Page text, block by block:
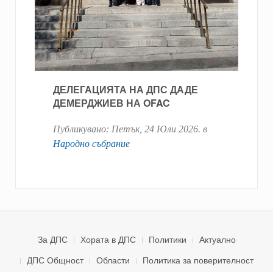
ДЕЛЕГАЦИЯТА НА ДПС ДАДЕ
ДЕМЕРДЖИЕВ НА OFAC
Публикувано: Петък, 24 Юли 2026. в
Народно събрание
За ДПС Хората в ДПС Политики
Актуално
ДПС Общност
Области Политика за поверителност